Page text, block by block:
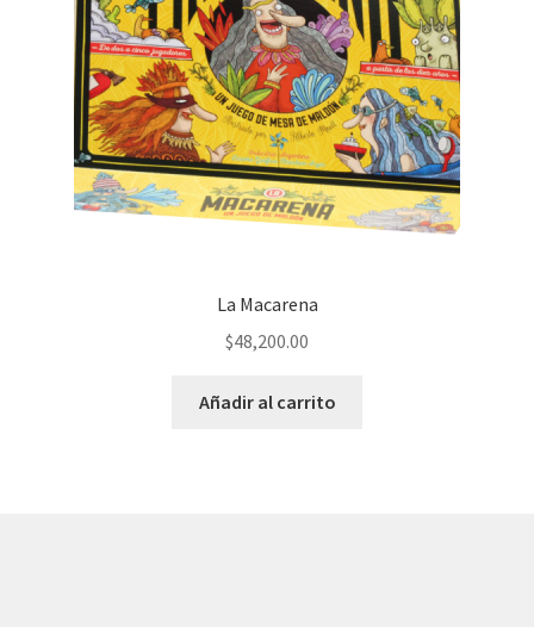
La Macarena
$48,200.00
Añadir al carrito